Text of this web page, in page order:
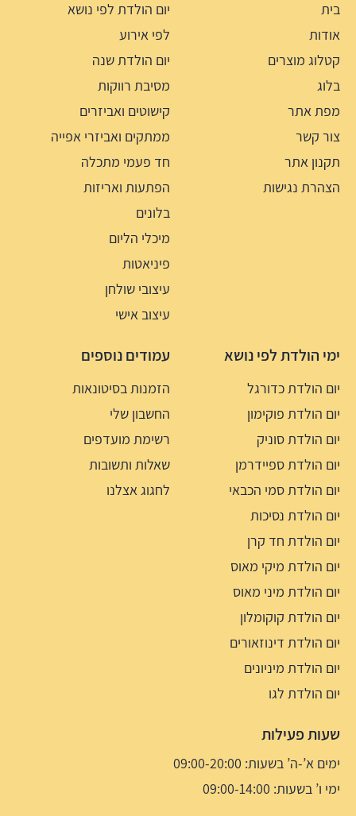
בית
אודות
קטלוג מוצרים
בלוג
מפת אתר
צור קשר
תקנון אתר
הצהרת נגישות
יום הולדת לפי נושא
לפי אירוע
יום הולדת שנה
מסיבת רווקות
קישוטים ואביזרים
ממתקים ואביזרי אפייה
חד פעמי מתכלה
הפתעות ואריזות
בלונים
מיכלי הליום
פיניאטות
עיצובי שולחן
עיצוב אישי
ימי הולדת לפי נושא
יום הולדת כדורגל
יום הולדת פוקימון
יום הולדת סוניק
יום הולדת ספיידרמן
יום הולדת סמי הכבאי
יום הולדת נסיכות
יום הולדת חד קרן
יום הולדת מיקי מאוס
יום הולדת מיני מאוס
יום הולדת קוקומלון
יום הולדת דינוזאורים
יום הולדת מיניונים
יום הולדת לגו
עמודים נוספים
הזמנות בסיטונאות
החשבון שלי
רשימת מועדפים
שאלות ותשובות
לחגוג אצלנו
שעות פעילות
ימים א’-ה’ בשעות: 09:00-20:00
ימי ו’ בשעות: 09:00-14:00